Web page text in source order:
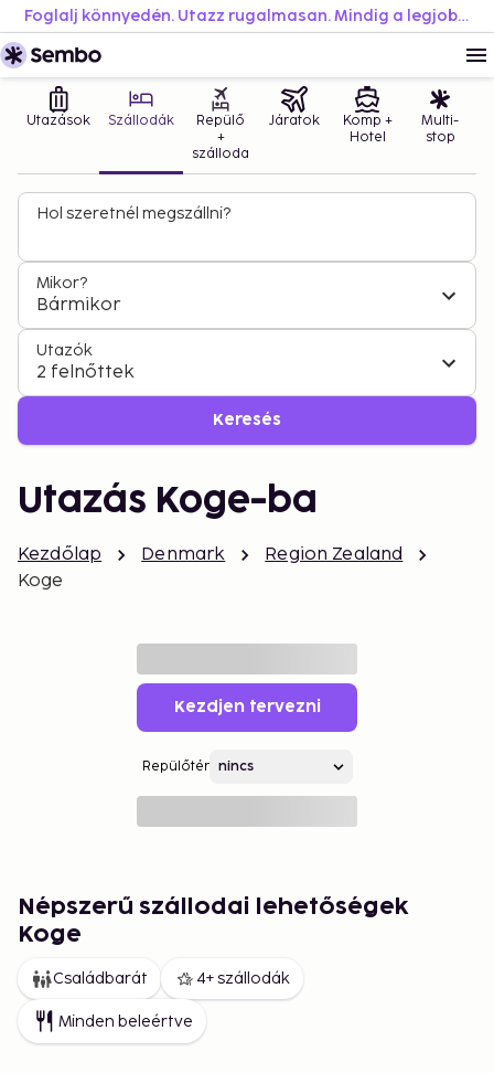
Foglalj könnyedén. Utazz rugalmasan. Mindig a legjobb áron.
Utazások Szállodák
Repülő
+
szálloda
Járatok
Komp +
Hotel
Multi-
stop
Hol szeretnél megszállni?
Mikor?
Bármikor
Utazók
2 felnőttek
Keresés
Utazás Koge-ba
Kezdőlap Denmark
Region Zealand
Koge
Kezdjen tervezni
Repülőtér
Népszerű szállodai lehetőségek
Koge
Családbarát 4+ szállodák
Minden beleértve